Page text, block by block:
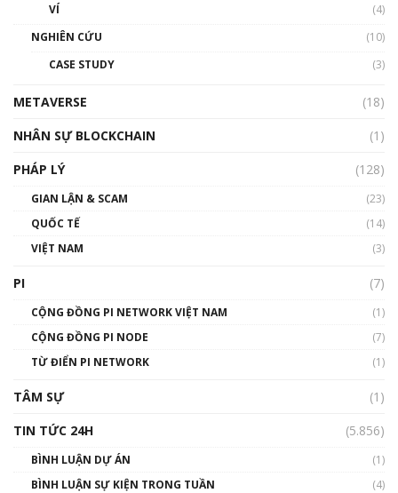
01:32:59
gió ấm
Talkshow 14: MemeCoin – Trò đùa tỷ đô
01:29:26
VÍ
(4)
NGHIÊN CỨU
(10)
CASE STUDY
(3)
METAVERSE
(18)
NHÂN SỰ BLOCKCHAIN
(1)
PHÁP LÝ
(128)
GIAN LẬN & SCAM
(23)
QUỐC TẾ
(14)
VIỆT NAM
(3)
PI (7)
CỘNG ĐỒNG PI NETWORK VIỆT NAM
(1)
CỘNG ĐỒNG PI NODE
(7)
TỪ ĐIỂN PI NETWORK
(1)
TÂM SỰ
(1)
TIN TỨC 24H
(5.856)
BÌNH LUẬN DỰ ÁN
(1)
BÌNH LUẬN SỰ KIỆN TRONG TUẦN
(4)